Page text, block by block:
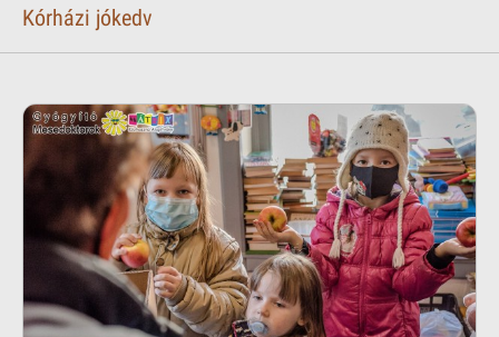
Kórházi jókedv